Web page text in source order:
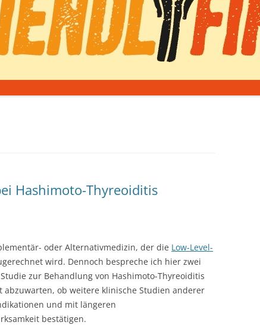
Hashimoto-Thyreoiditis
oder Alternativmedizin, der die Low-Level-
wird. Dennoch bespreche ich hier zwei
zur Behandlung von Hashimoto-Thyreoiditis
abzuwarten, ob weitere klinische Studien anderer
und mit längeren
bestätigen.